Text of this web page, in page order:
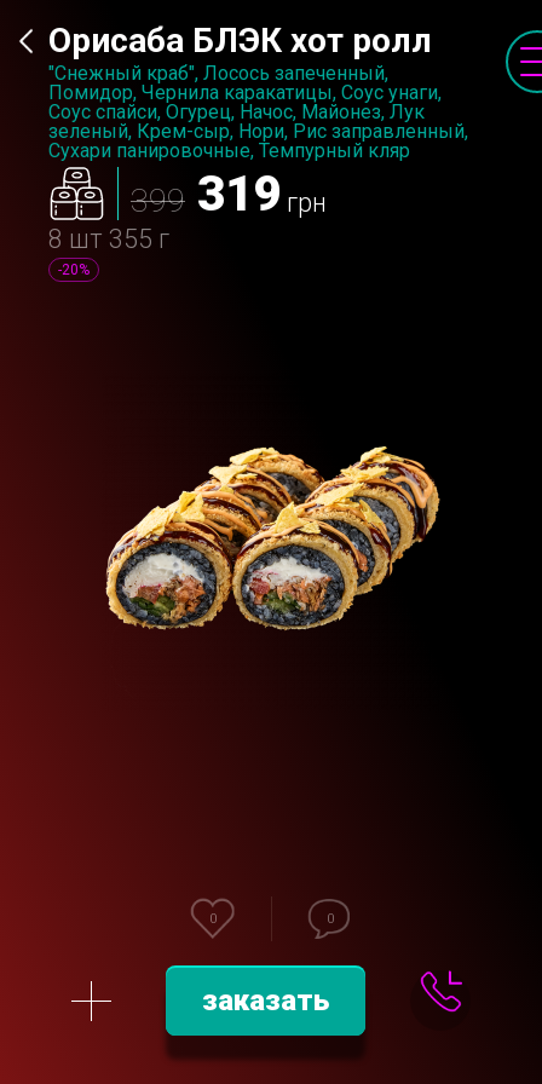
Орисаба БЛЭК хот ролл
"Снежный краб", Лосось запеченный,
Помидор, Чернила каракатицы, Соус унаги,
Соус спайси, Огурец, Начос, Майонез, Лук
зеленый, Крем-сыр, Нори, Рис заправленный,
Сухари панировочные, Темпурный кляр
399 319 грн
8 шт 355 г
-20%
0 0
заказать